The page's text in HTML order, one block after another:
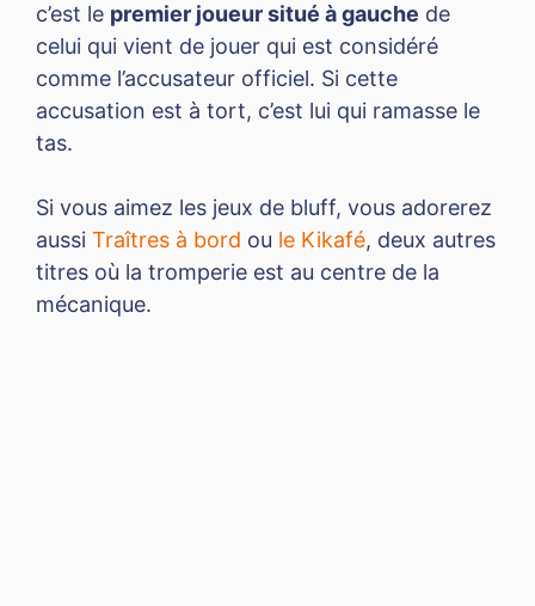
c’est le premier joueur situé à gauche de
celui qui vient de jouer qui est considéré
comme l’accusateur officiel. Si cette
accusation est à tort, c’est lui qui ramasse le
tas.
Si vous aimez les jeux de bluff, vous adorerez
aussi Traîtres à bord ou le Kikafé, deux autres
titres où la tromperie est au centre de la
mécanique.